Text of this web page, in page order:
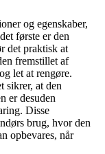
og egenskaber,
første er den
det praktisk at
fremstillet af
let at rengøre.
sikrer, at den
er desuden
Disse
brug, hvor den
opbevares, når